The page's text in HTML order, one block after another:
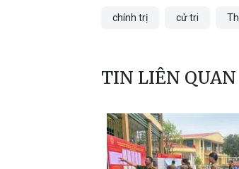
chính trị cử tri
TIN LIÊN QUAN